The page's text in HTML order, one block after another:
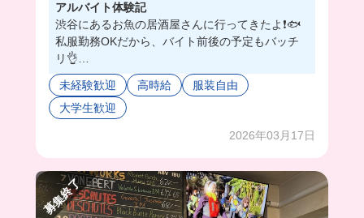
アルバイト体験記
渋谷にあるお魚の居酒屋さんに行ってきたよ❗️🐟
私服勤務OKだから、バイト前後の予定もバッチ
リ👌
ネイルギャンかわのスタッフさんもいるから、結
構自由に楽しく働けそう😻
今日のまかないはカリッカリのチキン南蛮だった
自分じゃ作れないから、嬉しいのよぉ💞
みんなも一緒に働いてみない〜❓
未経験歓迎 高時給
服装自由
大学生歓迎
2026年03月17日
募集終了